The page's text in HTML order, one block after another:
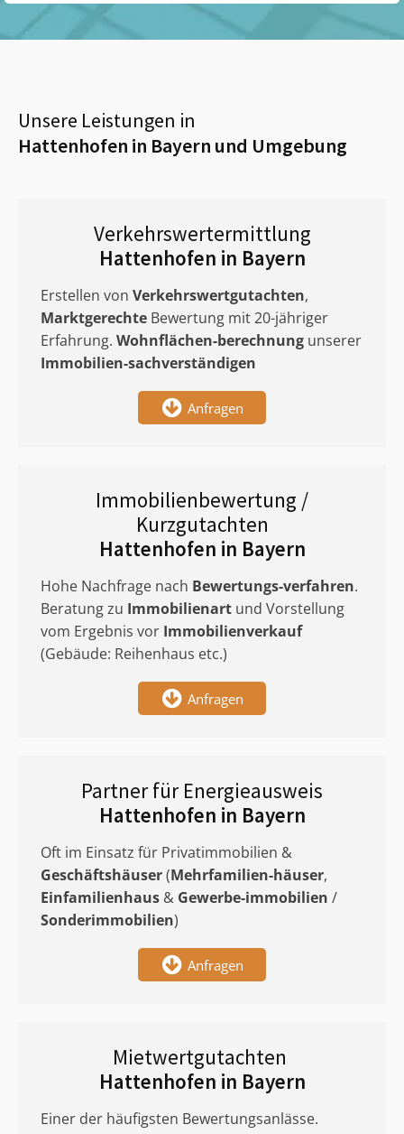
Unsere Leistungen in
Hattenhofen in Bayern und Umgebung
Verkehrswertermittlung
Hattenhofen in Bayern
Erstellen von Verkehrswertgutachten,
Marktgerechte Bewertung mit 20-jähriger
Erfahrung. Wohnflächen-berechnung unserer
Immobilien-sachverständigen
Anfragen
Immobilienbewertung /
Kurzgutachten
Hattenhofen in Bayern
Hohe Nachfrage nach Bewertungs-verfahren.
Beratung zu Immobilienart und Vorstellung
vom Ergebnis vor Immobilienverkauf
(Gebäude: Reihenhaus etc.)
Anfragen
Partner für Energieausweis
Hattenhofen in Bayern
Oft im Einsatz für Privatimmobilien &
Geschäftshäuser(Mehrfamilien-häuser,
Einfamilienhaus & Gewerbe-immobilien /
Sonderimmobilien)
Anfragen
Mietwertgutachten
Hattenhofen in Bayern
Einer der häufigsten Bewertungsanlässe.